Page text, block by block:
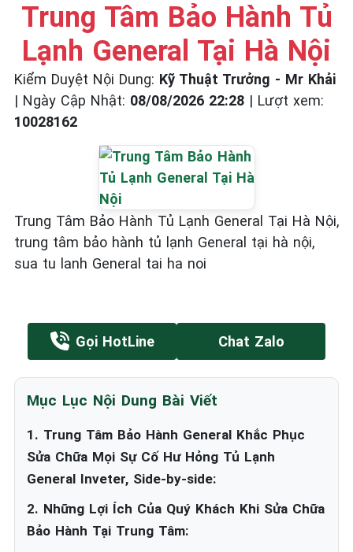
Trung Tâm Bảo Hành Tủ
Lạnh General Tại Hà Nội
Kiểm Duyệt Nội Dung: Kỹ Thuật Trưởng - Mr Khải
| Ngày Cập Nhật: 08/08/2026 22:28 | Lượt xem:
10028162
Trung Tâm Bảo Hành Tủ Lạnh General Tại Hà Nội,
trung tâm bảo hành tủ lạnh General tại hà nội,
sua tu lanh General tai ha noi
Gọi HotLine Chat Zalo
Mục Lục Nội Dung Bài Viết
1. Trung Tâm Bảo Hành General Khắc Phục
Sửa Chữa Mọi Sự Cố Hư Hỏng Tủ Lạnh
General Inveter, Side-by-side:
2. Những Lợi Ích Của Quý Khách Khi Sửa Chữa
Bảo Hành Tại Trung Tâm: